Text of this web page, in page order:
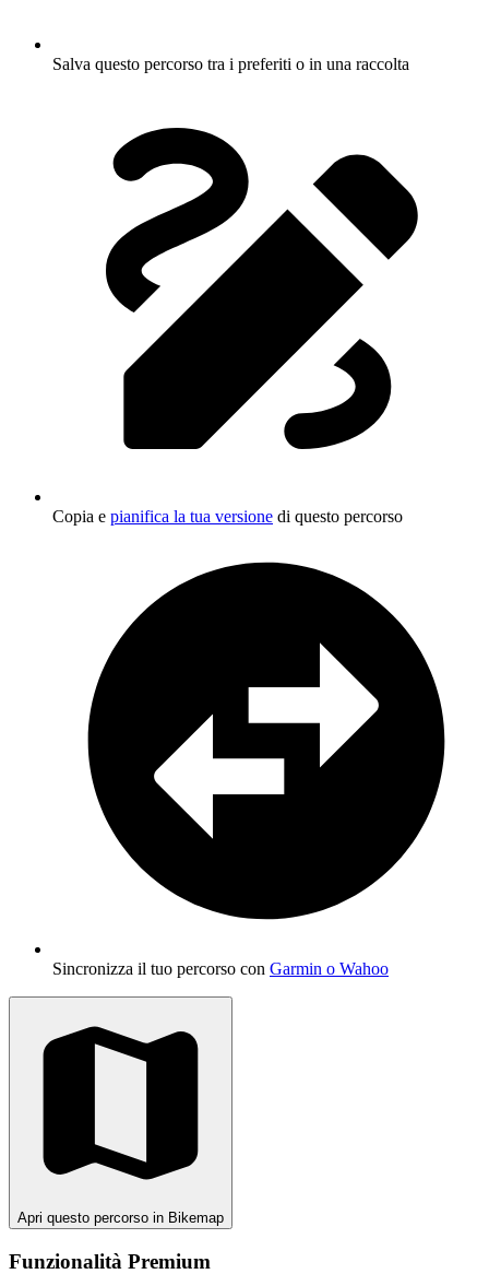
Salva questo percorso tra i preferiti o in una raccolta
Copia e pianifica la tua versione di questo percorso
Sincronizza il tuo percorso con Garmin o Wahoo
Apri questo percorso in Bikemap
Funzionalità Premium